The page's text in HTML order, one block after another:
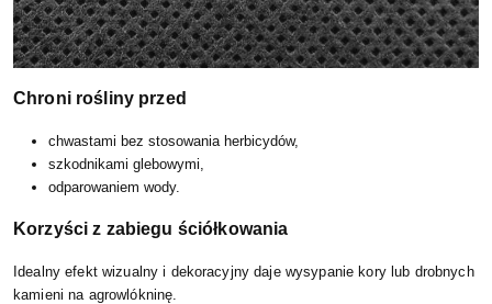
Chroni rośliny przed
chwastami bez stosowania herbicydów,
szkodnikami glebowymi,
odparowaniem wody.
Korzyści z zabiegu ściółkowania
Idealny efekt wizualny i dekoracyjny daje wysypanie kory lub drobnych
kamieni na agrowlókninę.